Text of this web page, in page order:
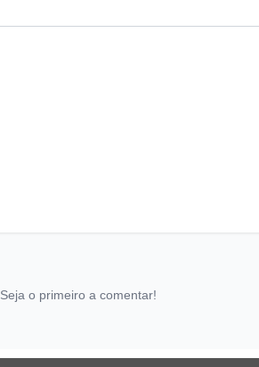
Seja o primeiro a comentar!